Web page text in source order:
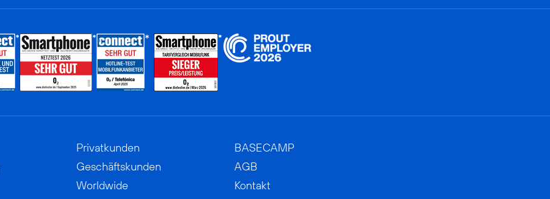
Privatkunden
Geschäftskunden
Worldwide
BASECAMP
AGB
Kontakt